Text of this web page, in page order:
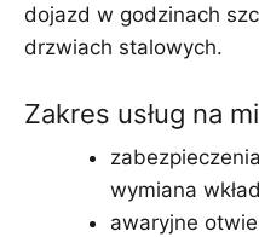
dojazd w godzinach
drzwiach stalowych.
Zakres usług na
wymiana
awaryjne